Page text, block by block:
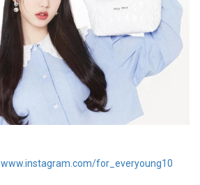
www.instagram.com/for_everyoung10